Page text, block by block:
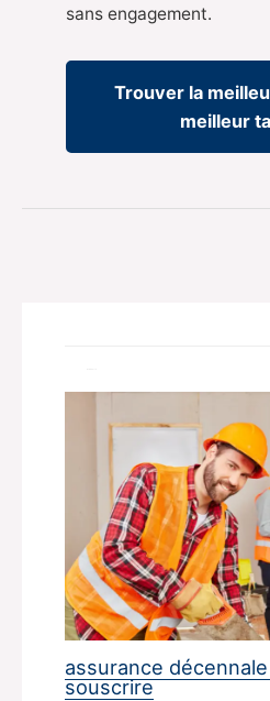
sans engagement.
Trouver la
meilleur
assurance
souscrire